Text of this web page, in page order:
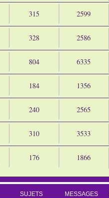
315 2599
328 2586
804 6335
184 1356
240 2565
310 3533
176 1866
SUJETS MESSAGES